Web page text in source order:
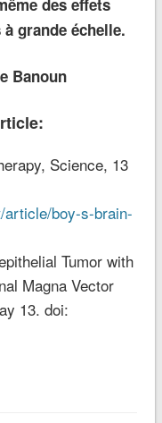
des effets
grande échelle.
Banoun
Science, 13
boy-s-brain-
Tumor with
Magna Vector
13. doi: